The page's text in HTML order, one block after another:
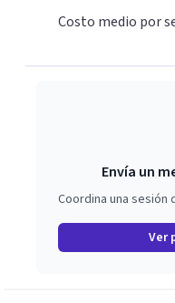
individual, de pareja y
Costo medio por
Envía un
Coordina una
Ver